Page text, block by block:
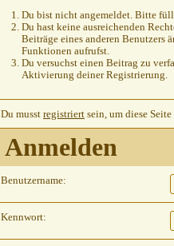
Du bist nicht angemeldet. Bitte
Du hast keine ausreichenden
Beiträge eines anderen Benutzers
Funktionen aufrufst.
Du versuchst einen Beitrag zu
Aktivierung deiner Registrierung.
Du musst registriert sein, um diese
Anmelden
Benutzername:
Kennwort: